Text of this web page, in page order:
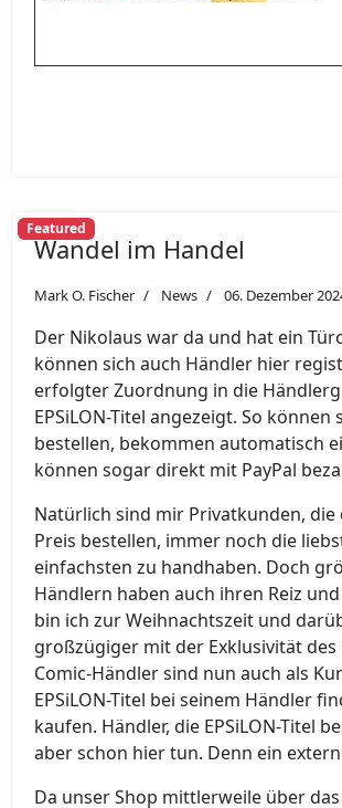
Featured
Wandel im Handel
Mark O. Fischer News 06. Dezember
Der Nikolaus war da und hat ein
können sich auch Händler hier
erfolgter Zuordnung in die
EPSiLON-Titel angezeigt. So
bestellen, bekommen automatisch
können sogar direkt mit PayPal
Natürlich sind mir Privatkunden,
Preis bestellen, immer noch die
einfachsten zu handhaben. Doch
Händlern haben auch ihren Reiz
bin ich zur Weihnachtszeit und
großzügiger mit der Exklusivität
Comic-Händler sind nun auch als
EPSiLON-Titel bei seinem Händler
kaufen. Händler, die EPSiLON-Titel
aber schon hier tun. Denn ein
Da unser Shop mittlerweile über